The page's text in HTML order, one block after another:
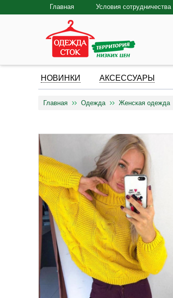
Главная Условия сотрудничества
НОВИНКИ АКСЕССУАРЫ
Главная Одежда Женская одежда